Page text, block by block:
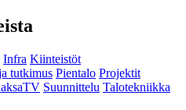
Infra Kiinteistöt
tutkimus Pientalo Projektit
Suunnittelu Talotekniikka